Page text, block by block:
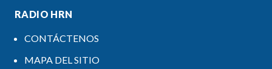
RADIO HRN
CONTÁCTENOS
MAPA DEL SITIO